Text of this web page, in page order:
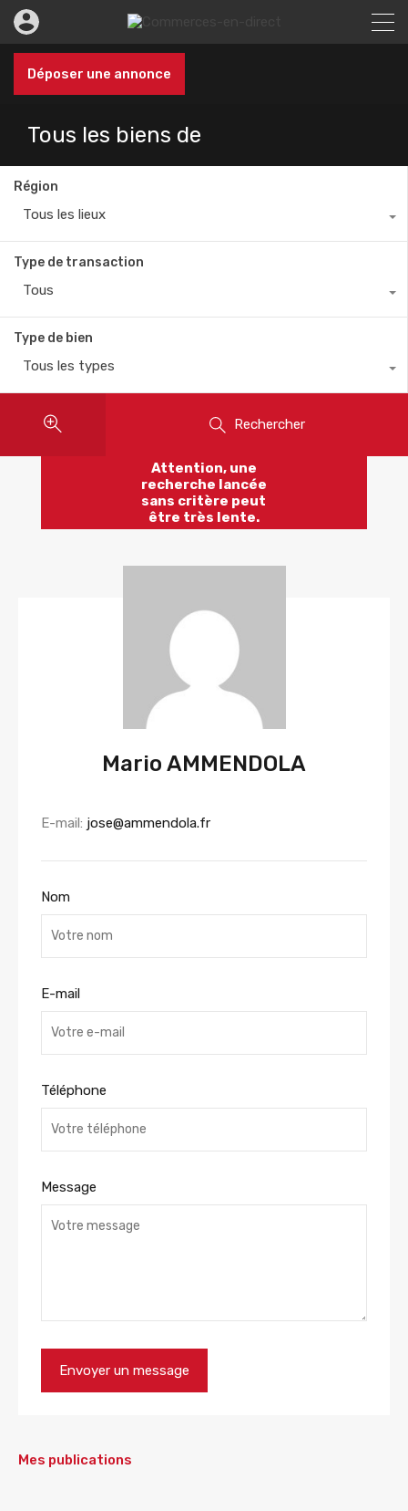
Déposer une annonce
Tous les biens de
Région
Tous les lieux
Type de transaction
Tous
Type de bien
Tous les types
Rechercher
Attention, une
recherche lancée
sans critère peut
être très lente.
Mario AMMENDOLA
E-mail: jose@ammendola.fr
Nom
E-mail
Téléphone
Message
Mes publications